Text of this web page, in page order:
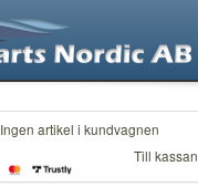
Ingen artikel i kundvagnen
Till kassan